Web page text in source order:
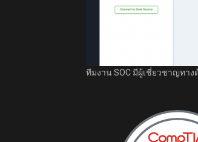
ทีมงาน SOC มีผู้เชี่ยวชาญทา